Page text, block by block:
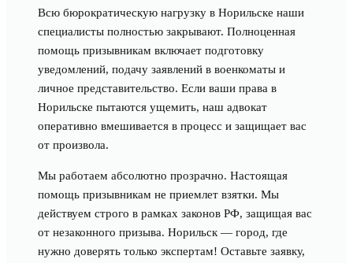
Всю бюрократическую нагрузку в Норильске наши
специалисты полностью закрывают. Полноценная
помощь призывникам включает подготовку
уведомлений, подачу заявлений в военкоматы и
личное представительство. Если ваши права в
Норильске пытаются ущемить, наш адвокат
оперативно вмешивается в процесс и защищает вас
от произвола.
Мы работаем абсолютно прозрачно. Настоящая
помощь призывникам не приемлет взятки. Мы
действуем строго в рамках законов РФ, защищая вас
от незаконного призыва. Норильск — город, где
нужно доверять только экспертам! Оставьте заявку,